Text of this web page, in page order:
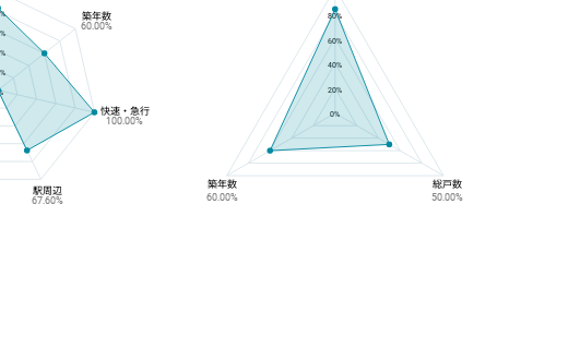
駅周辺
67.60%
快速・急行
100.00%
築年数
60.00%
80%
60%
40%
20%
0%
築年数
60.00%
総戸数
50.00%